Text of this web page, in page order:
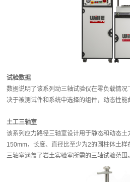
试验数据
数据说明了该系列动三轴试验仪在零负载情
决于被测试件和系统中选择的组件，动态性能
土工三轴室
该系列应力路径三轴室设计用于静态和动态土
150mm，长度、直径比至少为2的圆柱体土
三轴室涵盖了岩土实验室所需的三轴试验范围。